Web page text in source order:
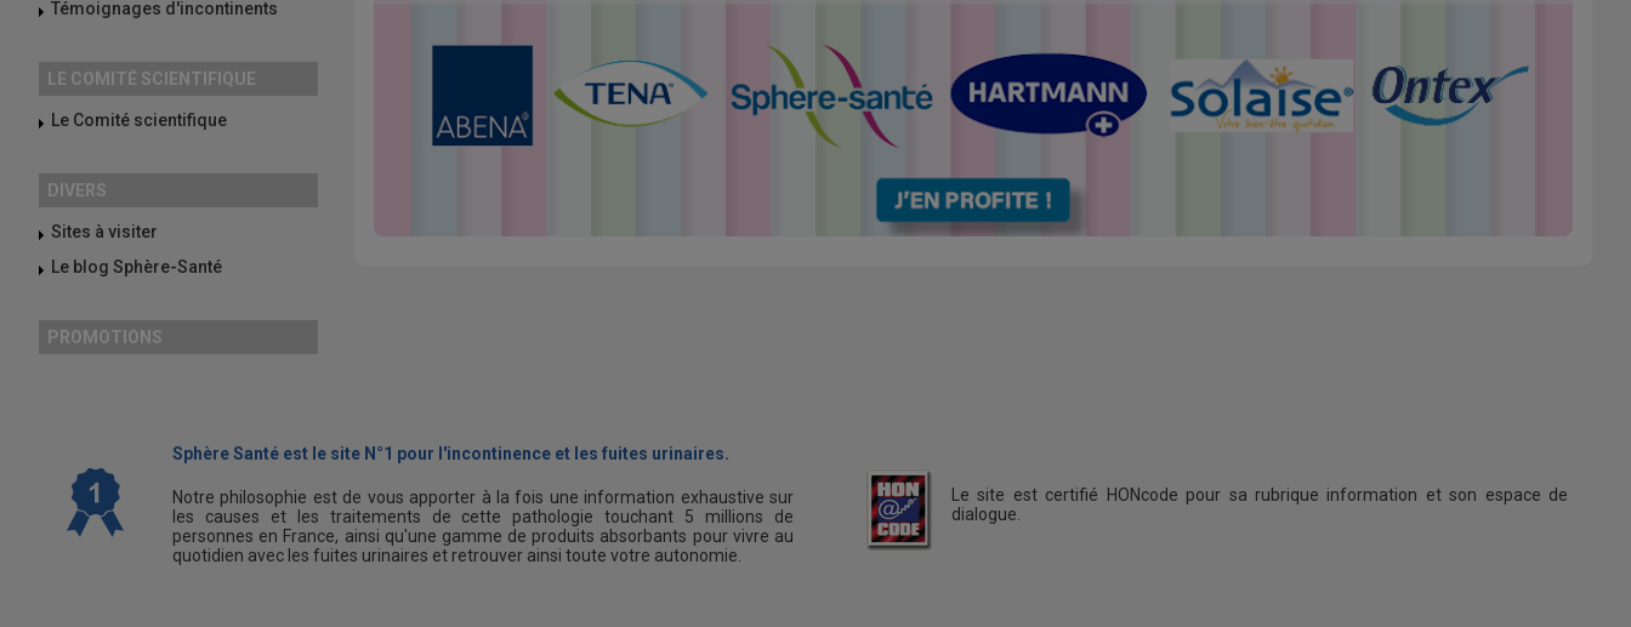
Témoignages d'incontinents
LE COMITÉ SCIENTIFIQUE
Le Comité scientifique
DIVERS
Sites à visiter
Le blog Sphère-Santé
PROMOTIONS
Sphère Santé est le site N°1 pour l'incontinence et les fuites urinaires.
Notre philosophie est de vous apporter à la fois une information exhaustive sur
les causes et les traitements de cette pathologie touchant 5 millions de
personnes en France, ainsi qu'une gamme de produits absorbants pour vivre au
quotidien avec les fuites urinaires et retrouver ainsi toute votre autonomie.
Le site est certifié HONcode pour sa rubrique information et son espace de
dialogue.